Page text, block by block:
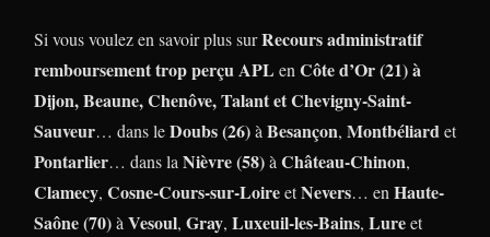
Si vous voulez en savoir plus surRecours administratif
remboursement trop perçu APL enCôte d’Or (21) à
Dijon, Beaune, Chenôve, Talant et Chevigny-Saint-
Sauveur… dans leDoubs (26)àBesançon, Montbéliardet
Pontarlier… dans laNièvre (58)àChâteau-Chinon,
Clamecy, Cosne-Cours-sur-LoireetNevers… enHaute-
Saône (70)àVesoul, Gray, Luxeuil-les-Bains, Lureet